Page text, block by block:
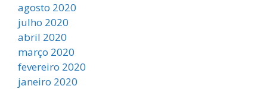
agosto 2020
julho 2020
abril 2020
março 2020
fevereiro 2020
janeiro 2020